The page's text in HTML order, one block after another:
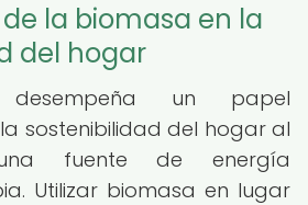
la biomasa en la
del hogar
un papel
sostenibilidad del hogar al
fuente de energía
Utilizar biomasa en lugar